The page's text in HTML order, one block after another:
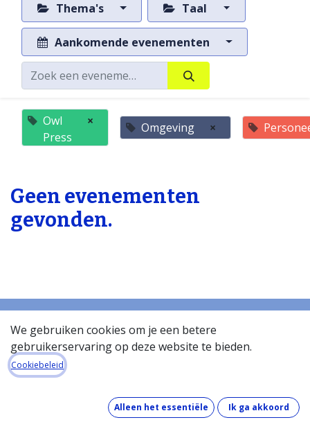
Thema's Taal
Aankomende evenementen
Owl
Press
× Omgeving ×
Geen evenementen
gevonden.
Startpagina
Over de databank
Hoe werkt de databank?
Wat zit er in de databank?
We gebruiken cookies om je een betere
gebruikerservaring op deze website te bieden.
Cookiebeleid
Alleen het essentiële Ik ga akkoord